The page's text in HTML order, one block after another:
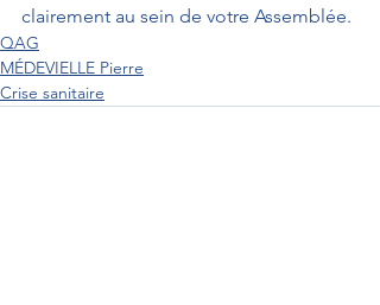
clairement au sein de votre Assemblée.
QAG
MÉDEVIELLE Pierre
Crise sanitaire